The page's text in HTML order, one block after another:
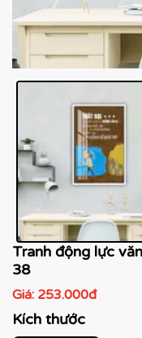
Tranh động lực
38
Giá: 253.000đ
Kích thước